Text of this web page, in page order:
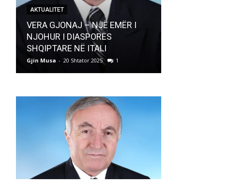
AKTUALITET
VERA GJONAJ – NJË EMËR I
NJOHUR I DIASPORËS
SHQIPTARE NË ITALI
Gjin Musa - 20 Shtator 2025 1